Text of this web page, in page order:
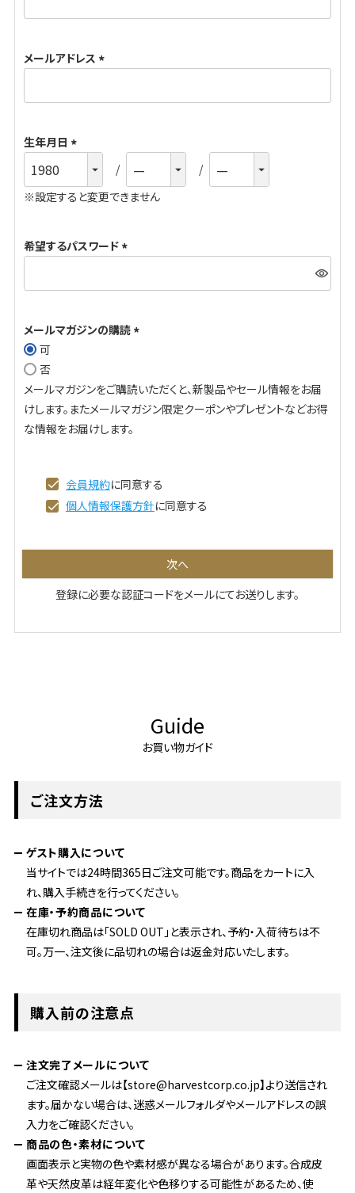
必
)
メールアドレス
必
生年月日
必
須
※設定すると変更できません
希望するパスワード
必
)
メールマガジンの購読
須
)
可
否
メールマガジンをご購読いただくと、新製品やセール情報をお届
けします。またメールマガジン限定クーポンやプレゼントなどお得
な情報をお届けします。
会員規約に同意する
個人情報保護方針に同意する
次へ
登録に必要な認証コードをメールにてお送りします。
Guide
お買い物ガイド
ご注文方法
ゲスト購入について
当サイトでは24時間365日ご注文可能です。商品をカートに入
れ、購入手続きを行ってください。
在庫・予約商品について
在庫切れ商品は「SOLD OUT」と表示され、予約・入荷待ちは不
可。万一、注文後に品切れの場合は返金対応いたします。
購入前の注意点
注文完了メールについて
ご注文確認メールは【store@harvestcorp.co.jp】より送信され
ます。届かない場合は、迷惑メールフォルダやメールアドレスの誤
入力をご確認ください。
商品の色・素材について
画面表示と実物の色や素材感が異なる場合があります。合成皮
革や天然皮革は経年変化や色移りする可能性があるため、使